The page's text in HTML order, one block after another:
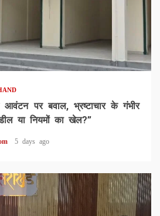
पर बवाल, भ्रष्टाचार के गंभीर
या नियमों का खेल?”
5 days ago